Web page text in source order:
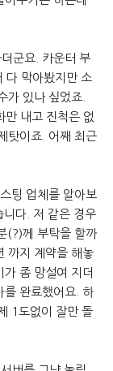
군요. 카운터 부
다 막아봤지만 소
가 있나 싶었죠.
내고 진척은 없
탓이죠. 어째 최근
팅 업체를 알아보
니다. 저 같은 경우
(?)께 부탁을 할까
까지 계약을 해놓
좀 망설여 지더
를 완료했어요. 하
1도없이 잘만 돌